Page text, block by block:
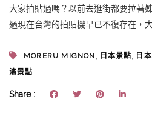
大家拍貼過嗎？以前去逛街都要拉著
過現在台灣的拍貼機早已不復存在，大
MORERU MIGNON 日本景點 日
濱景點
Share :